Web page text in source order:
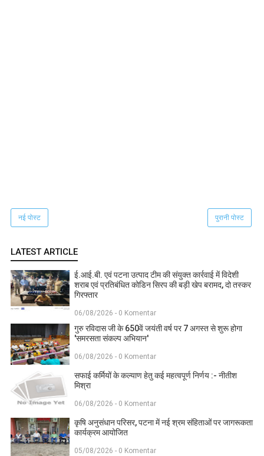
नई पोस्ट पुरानी पोस्ट
LATEST ARTICLE
ई.आई.बी. एवं पटना उत्पाद टीम की संयुक्त कार्रवाई में विदेशी
शराब एवं प्रतिबंधित कोडिन सिरप की बड़ी खेप बरामद, दो तस्कर
गिरफ्तार
06/08/2026 - 0 Komentar
गुरु रविदास जी के 650वें जयंती वर्ष पर 7 अगस्त से शुरू होगा
'समरसता संकल्प अभियान'
06/08/2026 - 0 Komentar
सफाई कर्मियों के कल्याण हेतु कई महत्वपूर्ण निर्णय :- नीतीश
मिश्रा
06/08/2026 - 0 Komentar
कृषि अनुसंधान परिसर, पटना में नई श्रम संहिताओं पर जागरूकता
कार्यक्रम आयोजित
05/08/2026 - 0 Komentar